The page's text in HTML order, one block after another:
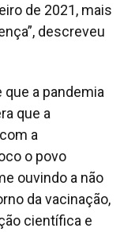
de 2021, mais
”, descreveu
a pandemia
que a
a
o povo
ouvindo a não
da vacinação,
científica e